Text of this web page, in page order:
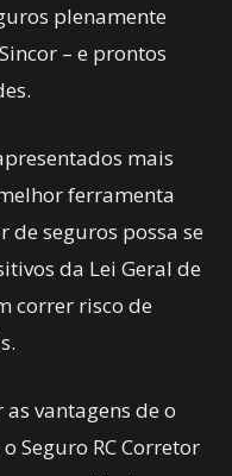
plenamente
– e prontos
mais
ferramenta
seguros possa se
da Lei Geral de
correr risco de
vantagens de o
Seguro RC Corretor